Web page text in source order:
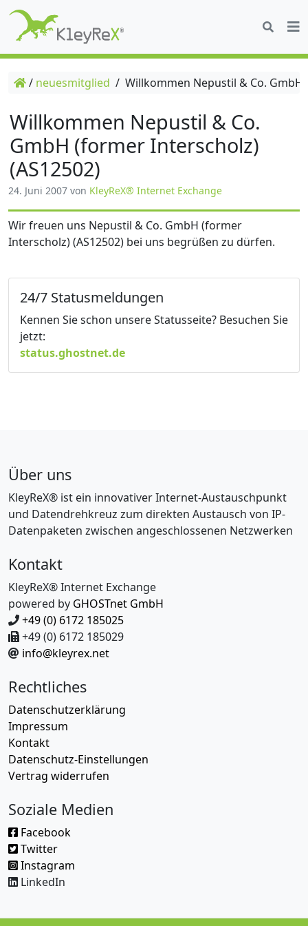
/ neuesmitglied / Willkommen Nepustil & Co.
Willkommen Nepustil & Co.
GmbH (former Interscholz)
(AS12502)
24. Juni 2007 von KleyReX® Internet Exchange
Wir freuen uns Nepustil & Co. GmbH (former
Interscholz) (AS12502) bei uns begrüßen zu dürfen.
24/7 Statusmeldungen
Kennen Sie schon unsere Statusseite? Besuchen Sie
jetzt:
status.ghostnet.de
Über uns
KleyReX® ist ein innovativer Internet-Austauschpunkt
und Datendrehkreuz zum direkten Austausch von IP-
Datenpaketen zwischen angeschlossenen Netzwerken
Kontakt
KleyReX® Internet Exchange
powered by GHOSTnet GmbH
+49 (0) 6172 185025
+49 (0) 6172 185029
info@kleyrex.net
Rechtliches
Datenschutzerklärung
Impressum
Kontakt
Datenschutz-Einstellungen
Vertrag widerrufen
Soziale Medien
Facebook
Twitter
Instagram
LinkedIn